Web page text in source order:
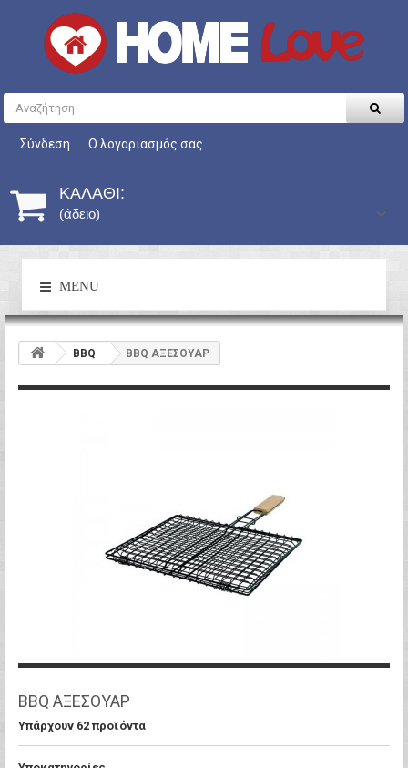
Σύνδεση Ο λογαριασμός σας
ΚΑΛΆΘΙ:
(άδειο)
MENU
BBQ BBQ ΑΞΕΣΟΥΑΡ
BBQ ΑΞΕΣΟΥΑΡ
Υπάρχουν 62 προϊόντα